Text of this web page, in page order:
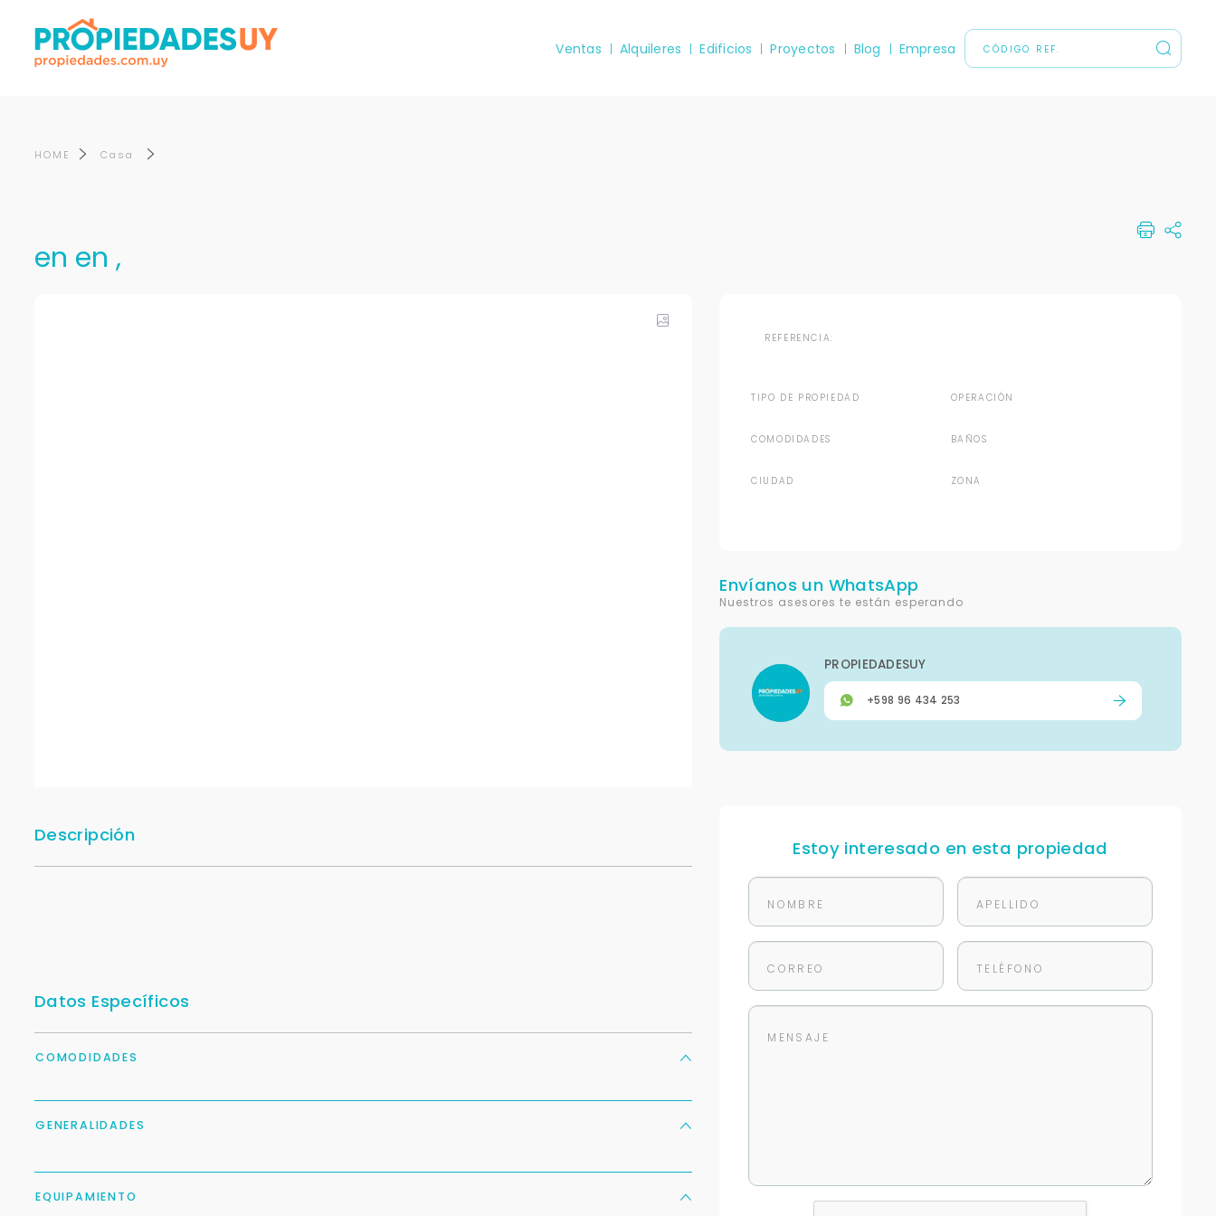
Ventas Alquileres Edificios Proyectos Blog Empresa
HOME Casa
en en ,
Descripción
Datos Específicos
COMODIDADES
GENERALIDADES
EQUIPAMIENTO
REFERENCIA:
TIPO DE PROPIEDAD OPERACIÓN
COMODIDADES BAÑOS
CIUDAD ZONA
Envíanos un WhatsApp
Nuestros asesores te están esperando
PROPIEDADESUY
+598 96 434 253
Estoy interesado en esta propiedad
Para responderte
Déjanos tus datos para identificar tu consulta en el sistema de gestión de